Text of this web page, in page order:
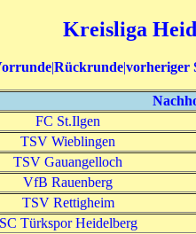
Kreisliga
|Rückrunde|vorheriger
FC St.Ilgen
TSV Wieblingen
TSV Gauangelloch
VfB Rauenberg
TSV Rettigheim
SC Türkspor Heidelberg